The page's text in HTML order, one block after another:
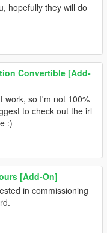
hopefully they will do
Convertible [Add-
work, so I'm not 100%
to check out the irl
:)
[Add-On]
in commissioning